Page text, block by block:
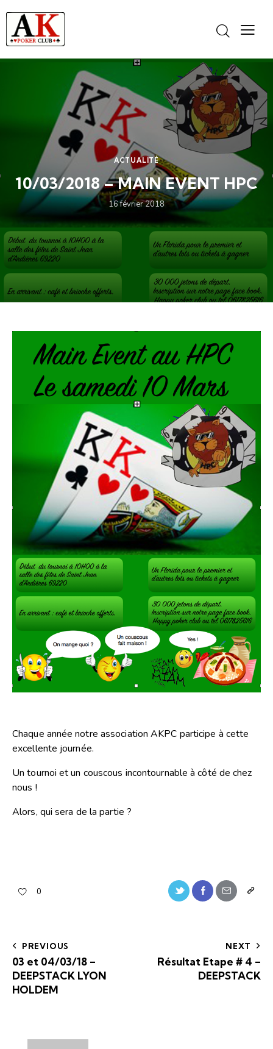
ACTUALITÉ
10/03/2018 – MAIN EVENT HPC
16 février 2018
Chaque année notre association AKPC participe à cette
excellente journée.
Un tournoi et un couscous incontournable à côté de chez
nous !
Alors, qui sera de la partie ?
0
PREVIOUS
03 et 04/03/18 –
DEEPSTACK LYON
HOLDEM
NEXT
Résultat Etape # 4 –
DEEPSTACK